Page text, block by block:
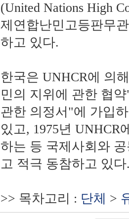
(United Nations High
제연합난민고등판무
하고 있다.
한국은 UNHCR에 의
민의 지위에 관한 협
관한 의정서"에 가입
있고, 1975년 UNHCR
하는 등 국제사회와
고 적극 동참하고 있다
>> 목차고리 : 단체 >